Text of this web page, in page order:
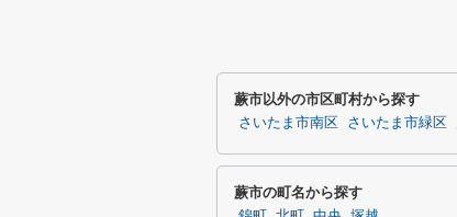
蕨市以外の市区町村から探す
さいたま市南区 さいたま市緑区
蕨市の町名から探す